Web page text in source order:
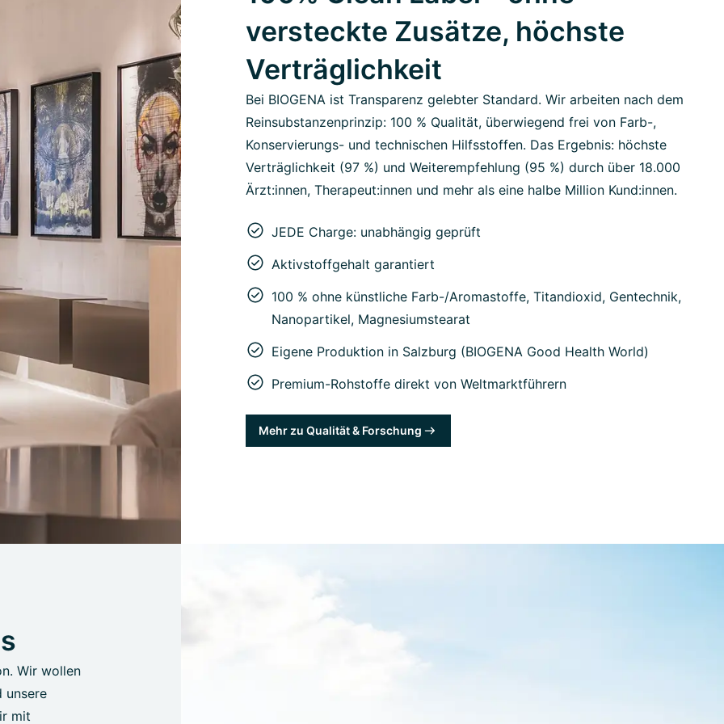
versteckte Zusätze, höchste
Verträglichkeit
Bei BIOGENA ist Transparenz gelebter Standard. Wir arbeiten nach dem
Reinsubstanzenprinzip: 100 % Qualität, überwiegend frei von Farb-,
Konservierungs- und technischen Hilfsstoffen. Das Ergebnis: höchste
Verträglichkeit (97 %) und Weiterempfehlung (95 %) durch über 18.000
Ärzt:innen, Therapeut:innen und mehr als eine halbe Million Kund:innen.
JEDE Charge: unabhängig geprüft
Aktivstoffgehalt garantiert
100 % ohne künstliche Farb-/Aromastoffe, Titandioxid, Gentechnik,
Nanopartikel, Magnesiumstearat
Eigene Produktion in Salzburg (BIOGENA Good Health World)
Premium-Rohstoffe direkt von Weltmarktführern
Mehr zu Qualität & Forschung
Wir wollen
unsere
mit